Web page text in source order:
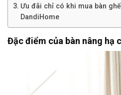
Ưu đãi chỉ có khi mua bàn
DandiHome
Đặc điểm của bàn nâng hạ